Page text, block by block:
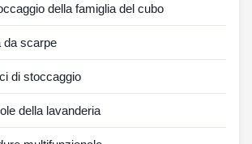
della famiglia del cubo
da scarpe
di stoccaggio
della lavanderia